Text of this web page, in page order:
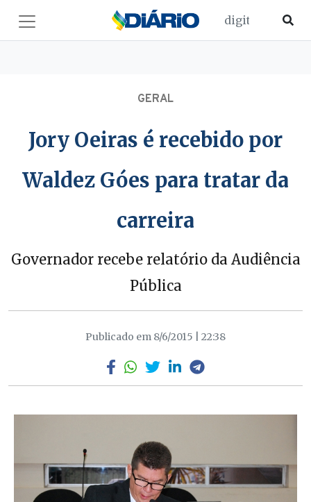
GERAL
Jory Oeiras é recebido por
Waldez Góes para tratar da
carreira
Governador recebe relatório da Audiência
Pública
Publicado em 8/6/2015 | 22:38